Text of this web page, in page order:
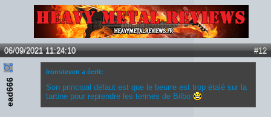
Lien :http://heavymetalreviews.fr/
#12
06/09/2021 11:24:10
ead666
Ironsteven a écrit:
Son principal défaut est que le beurre est trop étalé sur la
tartine pour reprendre les termes de Bilbo